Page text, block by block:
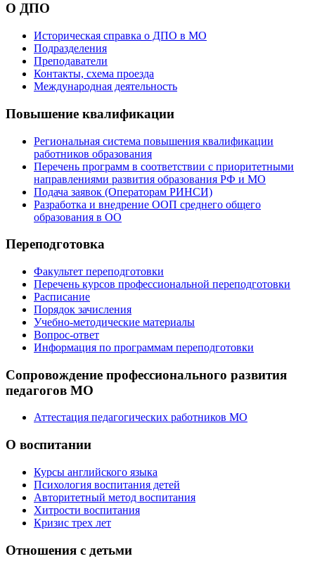
О ДПО
Историческая справка о ДПО в МО
Подразделения
Преподаватели
Контакты, схема проезда
Международная деятельность
Повышение квалификации
Региональная система повышения квалификации
работников образования
Перечень программ в соответствии с приоритетными
направлениями развития образования РФ и МО
Подача заявок (Операторам РИНСИ)
Разработка и внедрение ООП среднего общего
образования в ОО
Переподготовка
Факультет переподготовки
Перечень курсов профессиональной переподготовки
Расписание
Порядок зачисления
Учебно-методические материалы
Вопрос-ответ
Информация по программам переподготовки
Сопровождение профессионального развития
педагогов МО
Аттестация педагогических работников МО
О воспитании
Курсы английского языка
Психология воспитания детей
Авторитетный метод воспитания
Хитрости воспитания
Кризис трех лет
Отношения с детьми